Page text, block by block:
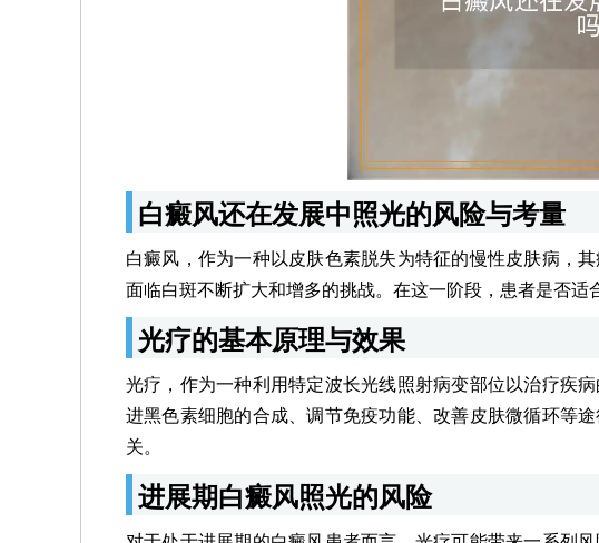
白癜风还在发展中照光的风险与考量
白癜风，作为一种以皮肤色素脱失为特征的慢性皮肤病，
面临白斑不断扩大和增多的挑战。在这一阶段，患者是否适
光疗的基本原理与效果
光疗，作为一种利用特定波长光线照射病变部位以治疗疾
进黑色素细胞的合成、调节免疫功能、改善皮肤微循环等
关。
进展期白癜风照光的风险